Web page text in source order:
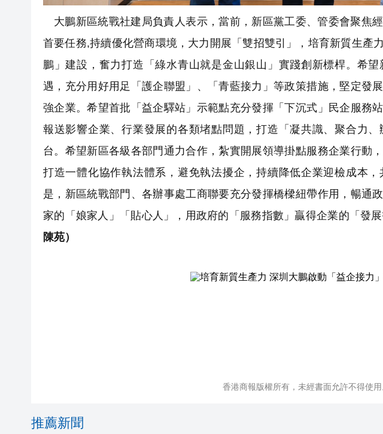
大鵬新區統戰社建局負責人表示，當前，新區黨工委、管委會聚焦
首要任務,持續優化營商環境，大力開展「雙招雙引」，培育新質生產
鵬」建設，奮力打造「綠水青山就是金山銀山」實踐創新標桿。希
遇，充分用好用足「護企聯盟」、「青藍接力」等政策措施，堅定發
強企業。希望首批「益企驛站」示範點充分發揮「下沉式」民企服務
報送影響企業、行業發展的各類堵點問題，打造「凝共識、聚合力
台。希望新區各級各部門通力合作，紮實開展領導掛點服務企業行動
打造一體化協作執法體系，避免執法擾企，持續降低企業迎檢成本
是，新區統戰部門、各辦事處工商聯要充分發揮橋樑紐帶作用，暢通
家的「娘家人」「貼心人」，用政府的「服務指數」贏得企業的「發展
陳苑）
香港商報版權所有，未經書面允許不得使用
推薦新聞